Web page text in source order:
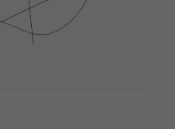
funcione la
web.